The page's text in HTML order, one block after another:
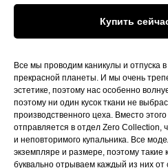
Купить
Все мы проводим каникулы и отпуска
прекрасной планеты. И мы очень
эстетике, поэтому нас особенно
поэтому ни один кусок ткани не
производственного цеха. Вместо
отправляется в отдел Zero Collection,
и неповторимого купальника. Все
экземпляре и размере, поэтому
буквально отрываем каждый из них от